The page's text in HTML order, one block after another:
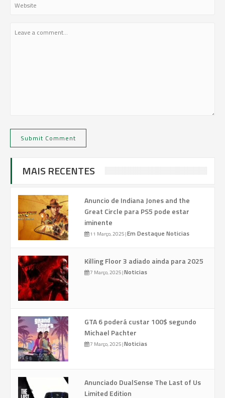
MAIS RECENTES
Anuncio de Indiana Jones and the
Great Circle para PS5 pode estar
iminente
11 Março, 2025|Em Destaque Noticias
Killing Floor 3 adiado ainda para 2025
7 Março, 2025|Noticias
GTA 6 poderá custar 100$ segundo
Michael Pachter
7 Março, 2025|Noticias
Anunciado DualSense The Last of Us
Limited Edition